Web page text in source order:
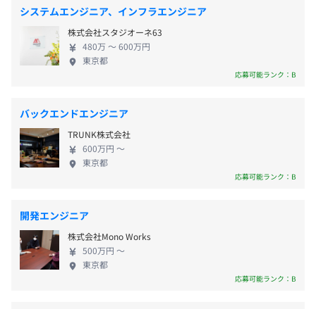
株式会社naut 代表取締役社長 田野倉 裕貴（たのくら ゆ
うき）
1988年金沢市生まれ、神奈川県育ち。
東京学芸大学卒業後、株式会社コミュニケーションプラン
ニングにてエンジニアとしてキャリアをスタートし、
領域での開発経験を積みながら、チーム開発やプロジェク
トマネジメントの基礎を習得しました。
その後、株式会社DeNAにてC向けサービスの企画立ち上
げやユーザー動向分析、UI/UX設計に携わり、企画・設計
発、観光アプリ開発、ファッション×NFTサイトなど、多
様なプロジェクトに参加し、技術力と実務経験をさらに拡
張。
知人が立ち上げた会社ではCTOとして、旅行×恩返しをコ
ンセプトにしたECサービスの企画・開発を主導しまし
時間まで
・創立記念日（8月30日）
・有給休暇（入社半年後に10日付与）
・誕生日休暇
・家族・パートナーサポート休暇
など
治体：大規模な公共サービスを提供する行政機関 ま
た、当社は、業務系・ITサービス系システム開発と
コンサルティング領域を軸に、新規事業開発やDX支
援に力を入れています。要件定義から設計、実装、運
用まで一貫してサポートし、上流から下流まで柔軟
の西田は現役のエンジニアで、エンジニアが挑戦で
きる環境や働きやすい開発環境の整備に注力してい
ます。 【事業紹介】 ① システム開発事業 プラットフ
ォームを問わず、幅広い領域のシステム開発を上流
工程から下流工程までワンストップで支援していま
ビス ・ネイティブアプリ開発／PC向けシステム開発
など ② ITコンサルティング事業 お客さまが抱えるIT
領域の課題に対し、豊富な経験と知見を活かして最
適な解決策をご提案しています。 ・PM・PMO業務支
援／DXコンサルティング ・新規事業立ち上げ支援
システムエンジニア、インフラエンジニア
株式会社スタジオーネ63
480万 〜 600万円
東京都
応募可能ランク：B
バックエンドエンジニア
TRUNK株式会社
600万円 〜
東京都
応募可能ランク：B
開発エンジニア
株式会社Mono Works
500万円 〜
東京都
応募可能ランク：B